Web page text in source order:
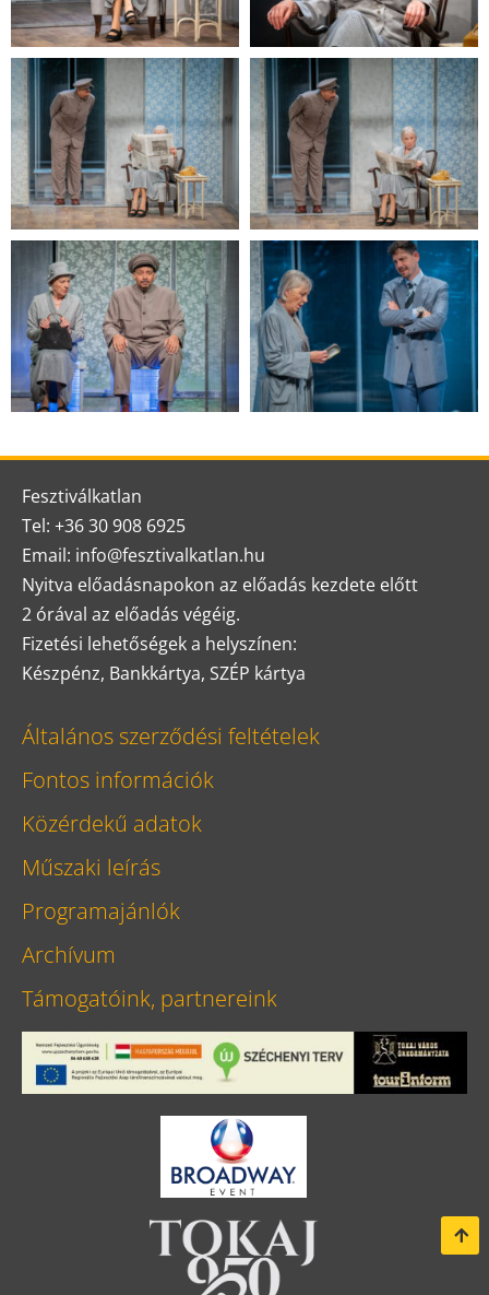
Fesztiválkatlan
Tel: +36 30 908 6925
Email: info@fesztivalkatlan.hu
Nyitva előadásnapokon az előadás kezdete előtt
2 órával az előadás végéig.
Fizetési lehetőségek a helyszínen:
Készpénz, Bankkártya, SZÉP kártya
Általános szerződési feltételek
Fontos információk
Közérdekű adatok
Műszaki leírás
Programajánlók
Archívum
Támogatóink, partnereink